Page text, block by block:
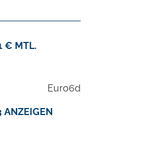
€ MTL.
Euro6d
ANZEIGEN